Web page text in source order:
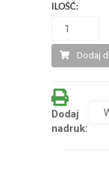
ILOŚĆ:
Dodaj
Dodaj
nadruk: